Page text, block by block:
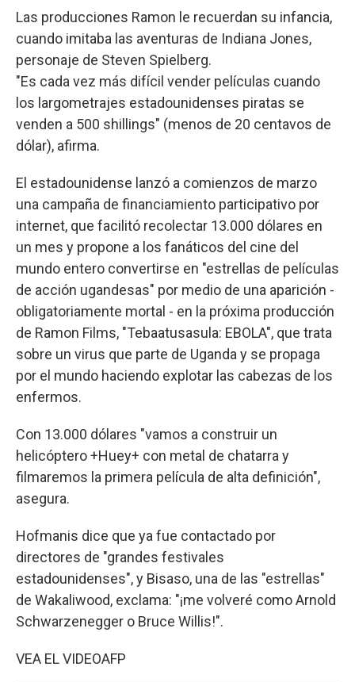
Las producciones Ramon le recuerdan su infancia,
cuando imitaba las aventuras de Indiana Jones,
personaje de Steven Spielberg.
"Es cada vez más difícil vender películas cuando
los largometrajes estadounidenses piratas se
venden a 500 shillings" (menos de 20 centavos de
dólar), afirma.
El estadounidense lanzó a comienzos de marzo
una campaña de financiamiento participativo por
internet, que facilitó recolectar 13.000 dólares en
un mes y propone a los fanáticos del cine del
mundo entero convertirse en "estrellas de películas
de acción ugandesas" por medio de una aparición -
obligatoriamente mortal - en la próxima producción
de Ramon Films, "Tebaatusasula: EBOLA", que trata
sobre un virus que parte de Uganda y se propaga
por el mundo haciendo explotar las cabezas de los
enfermos.
Con 13.000 dólares "vamos a construir un
helicóptero +Huey+ con metal de chatarra y
filmaremos la primera película de alta definición",
asegura.
Hofmanis dice que ya fue contactado por
directores de "grandes festivales
estadounidenses", y Bisaso, una de las "estrellas"
de Wakaliwood, exclama: "¡me volveré como Arnold
Schwarzenegger o Bruce Willis!".
VEA EL VIDEOAFP